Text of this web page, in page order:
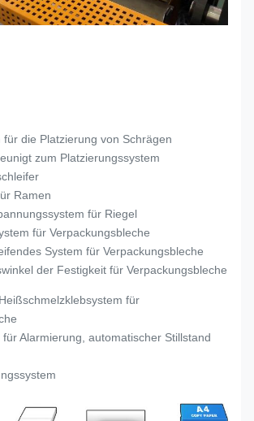
die Platzierung von Schrägen
zum Platzierungssystem
Ramen
für Riegel
für Verpackungsbleche
System für Verpackungsbleche
der Festigkeit für Verpackungsbleche
für
Alarmierung, automatischer Stillstand